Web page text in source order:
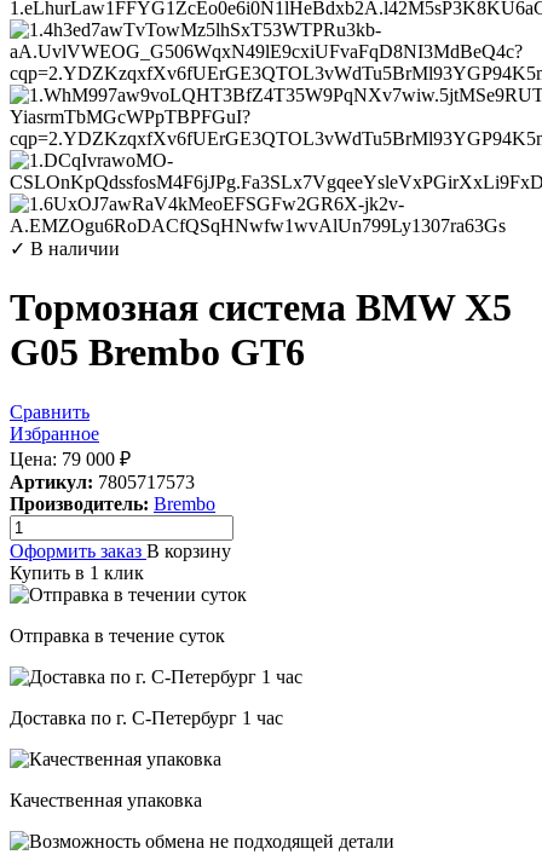
✓ В наличии
Тормозная система BMW X5
G05 Brembo GT6
Сравнить
Избранное
Цена: 79 000 ₽
Артикул: 7805717573
Производитель: Brembo
Оформить заказ В корзину
Купить в 1 клик
Отправка в течение суток
Доставка по г. С-Петербург 1 час
Качественная упаковка